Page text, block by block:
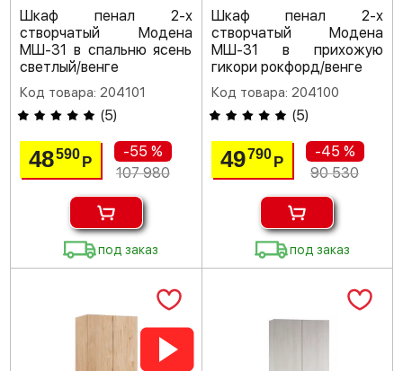
Шкаф пенал 2-х
створчатый Модена
МШ-31 в спальню ясень
светлый/венге
Код товара: 204101
(5)
48590Р
-55 %
107 980
под заказ
Шкаф пенал 2-х
створчатый Модена
МШ-31 в прихожую
гикори рокфорд/венге
Код товара: 204100
(5)
49790 Р
-45 %
90 530
под заказ